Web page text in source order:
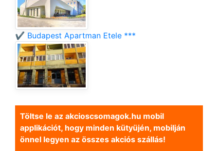
✔️ Budapest Apartman Etele ***
Töltse le az akcioscsomagok.hu mobil
applikációt, hogy minden kütyüjén, mobilján
önnel legyen az összes akciós szállás!